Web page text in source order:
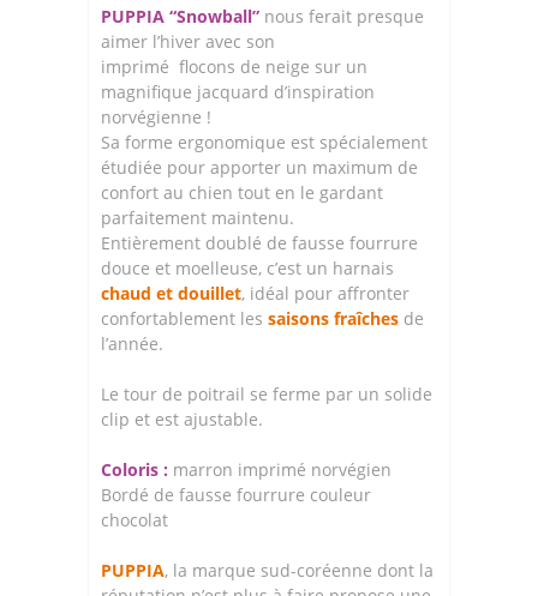
PUPPIA “Snowball” nous ferait presque
aimer l’hiver avec son
imprimé flocons de neige sur un
magnifique jacquard d’inspiration
norvégienne !
Sa forme ergonomique est spécialement
étudiée pour apporter un maximum de
confort au chien tout en le gardant
parfaitement maintenu.
Entièrement doublé de fausse fourrure
douce et moelleuse, c’est un harnais
chaud et douillet, idéal pour affronter
confortablement les saisons fraîches de
l’année.
Le tour de poitrail se ferme par un solide
clip et est ajustable.
Coloris : marron imprimé norvégien
Bordé de fausse fourrure couleur
chocolat
PUPPIA, la marque sud-coréenne dont la